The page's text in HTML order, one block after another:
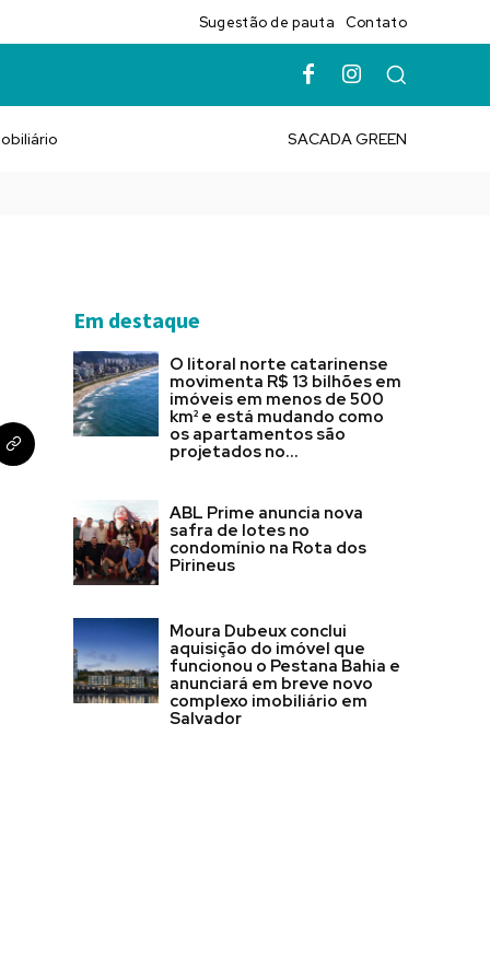
Sugestão de pauta Contato
SACADA GREEN
Em destaque
O litoral norte catarinense
movimenta R$ 13 bilhões em
imóveis em menos de 500
km² e está mudando como
os apartamentos são
projetados no...
ABL Prime anuncia nova
safra de lotes no
condomínio na Rota dos
Pirineus
Moura Dubeux conclui
aquisição do imóvel que
funcionou o Pestana Bahia e
anunciará em breve novo
complexo imobiliário em
Salvador